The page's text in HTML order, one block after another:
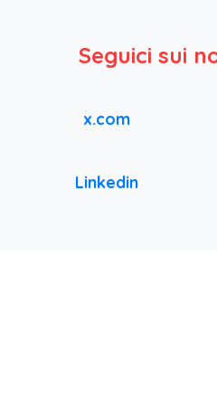
Seguici sui
x.com
Linkedin